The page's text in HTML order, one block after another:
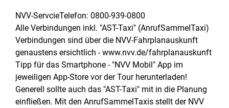
NVV-ServcieTelefon: 0800-939-0800
Alle Verbindungen inkl. "AST-Taxi" (AnrufSammelTaxi)
Verbindungen sind über die NVV-Fahrplanauskunft
genaustens ersichtlich - www.nvv.de/fahrplanauskunft
Tipp für das Smartphone - "NVV Mobil" App im
jeweiligen App-Store vor der Tour herunterladen!
Generell sollte auch das "AST-Taxi" mit in die Planung
einfließen. Mit den AnrufSammelTaxis stellt der NVV